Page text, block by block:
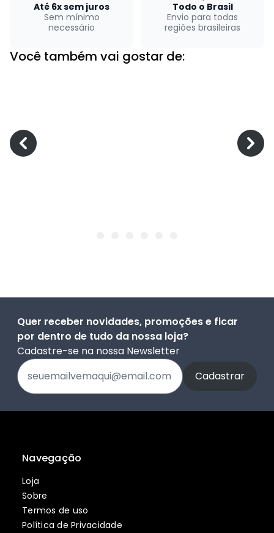
Até 6x sem juros
Sem mínimo
necessário
Todo o Brasil
Envio para todas
regiões brasileiras
Você também vai gostar de:
Quer receber novidades, promoções e ficar
por dentro de tudo da nossa loja?
Cadastre-se na nossa Newsletter
Navegação
Loja
Sobre
Termos de uso
Política de Privacidade